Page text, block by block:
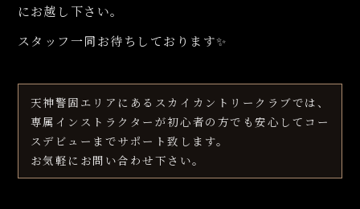
にお越し下さい。
スタッフ一同お待ちしております✨
天神警固エリアにあるスカイカントリークラブでは、
専属インストラクターが初心者の方でも安心してコー
スデビューまでサポート致します。
お気軽にお問い合わせ下さい。